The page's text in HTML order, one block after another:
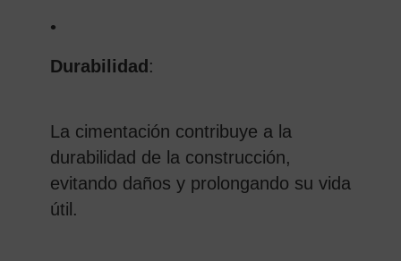
•
Durabilidad :
La cimentación contribuye a la
durabilidad de la construcción,
evitando daños y prolongando su vida
útil.